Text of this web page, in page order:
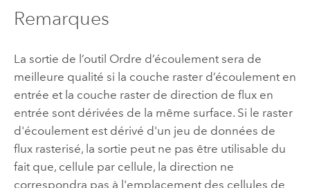
Remarques
La sortie de l’outil Ordre d’écoulement sera de
meilleure qualité si la couche raster d’écoulement en
entrée et la couche raster de direction de flux en
entrée sont dérivées de la même surface. Si le raster
d'écoulement est dérivé d'un jeu de données de
flux rasterisé, la sortie peut ne pas être utilisable du
fait que, cellule par cellule, la direction ne
correspondra pas à l'emplacement des cellules de